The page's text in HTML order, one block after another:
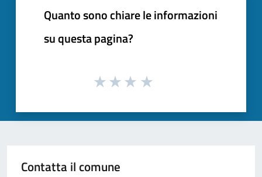
Quanto sono chiare le informazioni
su questa pagina?
Contatta il comune